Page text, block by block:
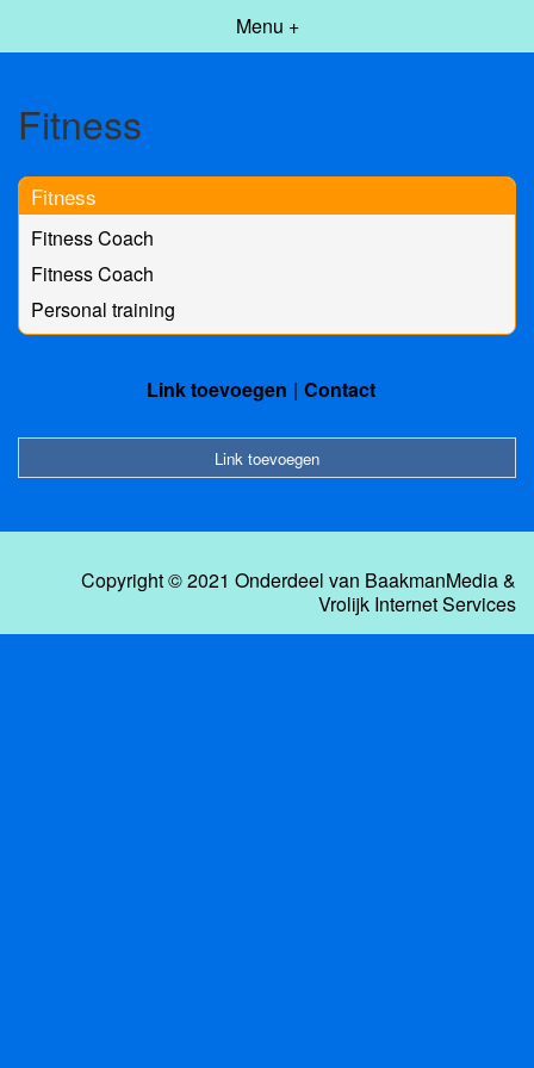
Menu +
Fitness
Fitness
Fitness Coach
Fitness Coach
Personal training
Link toevoegen Contact
Link toevoegen
Copyright © 2021 Onderdeel van BaakmanMedia&
Vrolijk Internet Services